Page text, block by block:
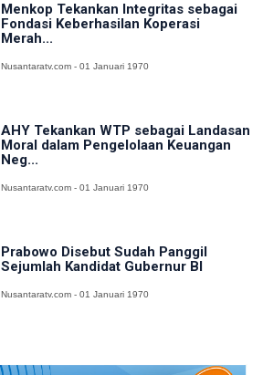
Menkop Tekankan Integritas sebagai
Fondasi Keberhasilan Koperasi
Merah...
Nusantaratv.com - 01 Januari 1970
AHY Tekankan WTP sebagai Landasan
Moral dalam Pengelolaan Keuangan
Neg...
Nusantaratv.com - 01 Januari 1970
Prabowo Disebut Sudah Panggil
Sejumlah Kandidat Gubernur BI
Nusantaratv.com - 01 Januari 1970